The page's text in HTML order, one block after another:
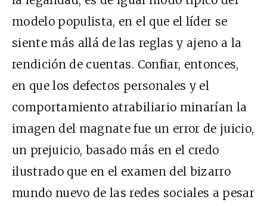
modelo populista, en el que el líder se
siente más allá de las reglas y ajeno a la
rendición de cuentas. Confiar, entonces,
en que los defectos personales y el
comportamiento atrabiliario minarían la
imagen del magnate fue un error de juicio,
un prejuicio, basado más en el credo
ilustrado que en el examen del bizarro
mundo nuevo de las redes sociales a pesar